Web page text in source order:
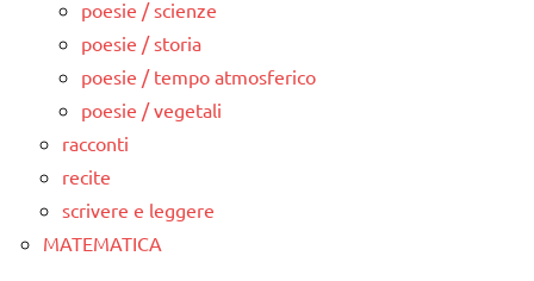
poesie / scienze
poesie / storia
poesie / tempo atmosferico
poesie / vegetali
racconti
recite
scrivere e leggere
MATEMATICA